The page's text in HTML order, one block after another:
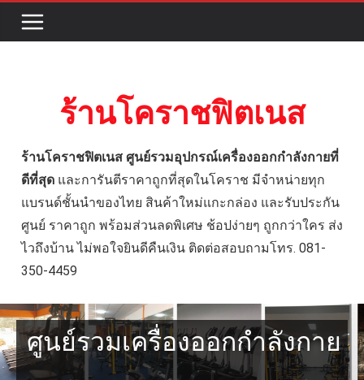
ร้านโคราชฟิตเนส
ร้านโคราชฟิตเนส ศูนย์รวมอุปกรณ์เครื่องออกกำลังกายที่
ดีที่สุด และการันตีราคาถูกที่สุดในโคราช มีจำหน่ายทุก
แบรนด์ชั้นนำของไทย สินค้าใหม่แกะกล่อง และรับประกัน
ศูนย์ ราคาถูก พร้อมส่วนลดพิเศษ ช้อปง่ายๆ ถูกกว่าใคร ส่ง
ไวถึงบ้าน ไม่พอใจยินดีคืนเงิน ติดต่อสอบถามโทร. 081-
350-4459
ศูนย์รวมเครื่องออกกำลังกาย